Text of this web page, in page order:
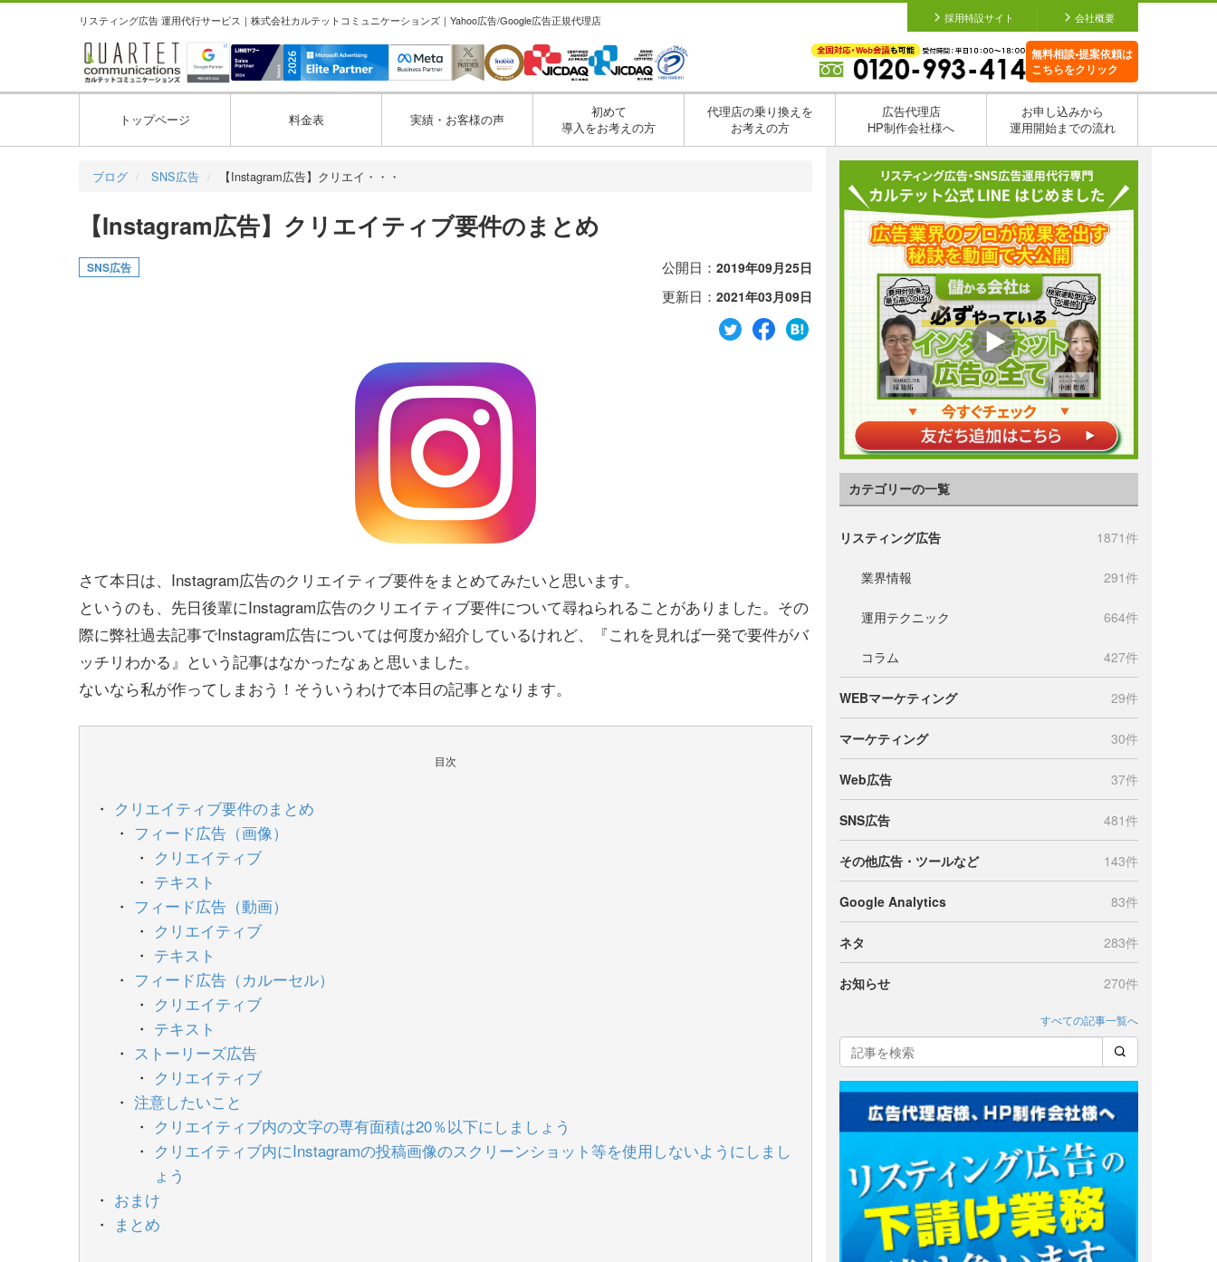
リスティング広告 運用代行サービス｜株式会社カルテットコミュニケーションズ｜Yahoo広告/Google広告正規代理店 採用特設サイト 会社概要
無料相談•提案依頼は
こちらをクリック
トップページ 料金表 実績・お客様の声
初めて
導入をお考えの方
代理店の乗り換えを
お考えの方
広告代理店
HP制作会社様へ
お申し込みから
運用開始までの流れ
ブログ SNS広告 【Instagram広告】クリエイ・・・
【Instagram広告】クリエイティブ要件のまとめ
SNS広告 公開日： 2019年09月25日
更新日： 2021年03月09日
さて本日は、Instagram広告のクリエイティブ要件をまとめてみたいと思います。
というのも、先日後輩にInstagram広告のクリエイティブ要件について尋ねられることがありました。その
際に弊社過去記事でInstagram広告については何度か紹介しているけれど、『これを見れば一発で要件がバ
ッチリわかる』という記事はなかったなぁと思いました。
ないなら私が作ってしまおう！そういうわけで本日の記事となります。
目次
クリエイティブ要件のまとめ
フィード広告（画像）
クリエイティブ
テキスト
フィード広告（動画）
クリエイティブ
テキスト
フィード広告（カルーセル）
クリエイティブ
テキスト
ストーリーズ広告
クリエイティブ
注意したいこと
クリエイティブ内の文字の専有面積は20％以下にしましょう
クリエイティブ内にInstagramの投稿画像のスクリーンショット等を使用しないようにしまし
ょう
おまけ
まとめ
カテゴリーの一覧
リスティング広告 1871件
業界情報 291件
運用テクニック 664件
コラム 427件
WEBマーケティング 29件
マーケティング 30件
Web広告 37件
SNS広告 481件
その他広告・ツールなど 143件
Google Analytics 83件
ネタ 283件
お知らせ 270件
すべての記事一覧へ